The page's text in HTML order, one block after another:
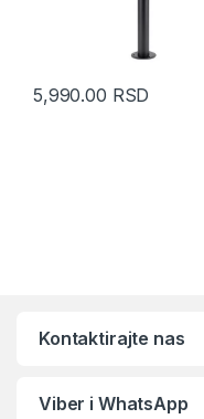
5,990.00 RSD
Kontaktirajte nas
Viber i WhatsApp